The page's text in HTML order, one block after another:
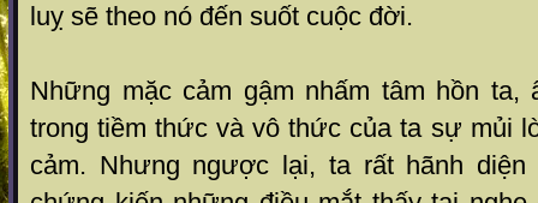
luỵ sẽ theo nó đến suốt cuộc đời.
Những mặc cảm gậm nhấm tâm hồn ta,
trong tiềm thức và vô thức của ta sự mủi
cảm. Nhưng ngược lại, ta rất hãnh